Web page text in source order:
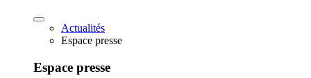
Actualités
Espace presse
Espace presse